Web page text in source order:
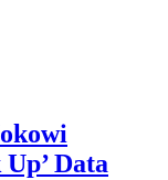
Data